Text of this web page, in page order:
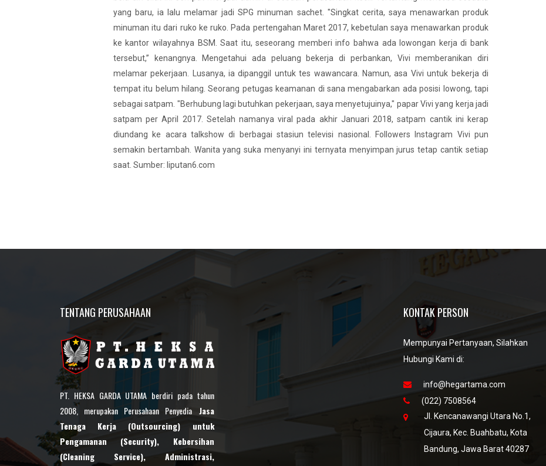
yang baru, ia lalu melamar jadi SPG minuman sachet. "Singkat cerita, saya menawarkan produk
minuman itu dari ruko ke ruko. Pada pertengahan Maret 2017, kebetulan saya menawarkan produk
ke kantor wilayahnya BSM. Saat itu, seseorang memberi info bahwa ada lowongan kerja di bank
tersebut,” kenangnya. Mengetahui ada peluang bekerja di perbankan, Vivi memberanikan diri
melamar pekerjaan. Lusanya, ia dipanggil untuk tes wawancara. Namun, asa Vivi untuk bekerja di
tempat itu belum hilang. Seorang petugas keamanan di sana mengabarkan ada posisi lowong, tapi
sebagai satpam. "Berhubung lagi butuhkan pekerjaan, saya menyetujuinya," papar Vivi yang kerja jadi
satpam per April 2017. Setelah namanya viral pada akhir Januari 2018, satpam cantik ini kerap
diundang ke acara talkshow di berbagai stasiun televisi nasional. Followers Instagram Vivi pun
semakin bertambah. Wanita yang suka menyanyi ini ternyata menyimpan jurus tetap cantik setiap
saat. Sumber: liputan6.com
TENTANG PERUSAHAAN
PT. HEKSA GARDA UTAMA berdiri pada tahun
2008, merupakan Perusahaan Penyedia Jasa
Tenaga Kerja (Outsourcing) untuk
Pengamanan (Security), Kebersihan
(Cleaning Service), Administrasi,
KONTAK PERSON
Mempunyai Pertanyaan, Silahkan
Hubungi Kami di:
info@hegartama.com
(022) 7508564
Jl. Kencanawangi Utara No.1,
Cijaura, Kec. Buahbatu, Kota
Bandung, Jawa Barat 40287